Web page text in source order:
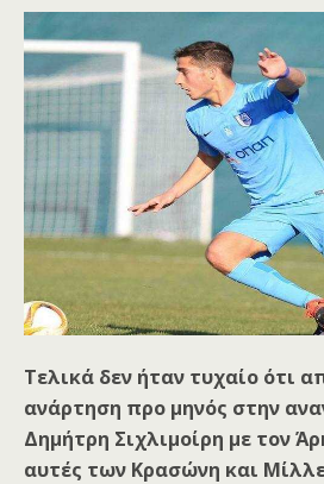
Τελικά δεν ήταν τυχαίο ότι
ανάρτηση προ μηνός στην
Δημήτρη Σιχλιμοίρη με τον
αυτές των Κρασώνη και